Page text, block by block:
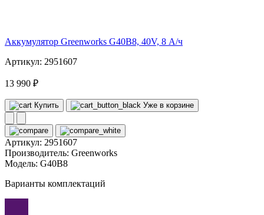
Аккумулятор Greenworks G40B8, 40V, 8 А/ч
Артикул: 2951607
13 990 ₽
Купить Уже в корзине
Артикул: 2951607
Производитель: Greenworks
Модель: G40B8
Варианты комплектаций